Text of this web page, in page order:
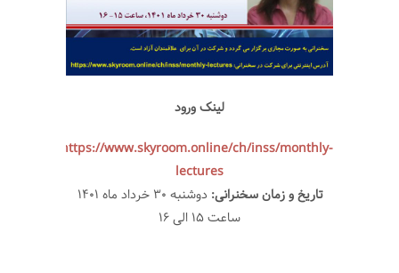
لینک ورود
https://www.skyroom.online/ch/inss/monthly-
lectures
تاریخ و زمان سخنرانی:
دوشنبه ۳۰ خرداد ماه ۱۴۰۱
ساعت ۱۵ الی ۱۶